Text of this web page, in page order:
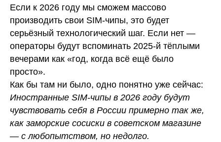
Если к 2026 году мы сможем массово
производить свои SIM-чипы, это будет
серьёзный технологический шаг. Если нет —
операторы будут вспоминать 2025-й тёплыми
вечерами как «год, когда всё ещё было
просто».
Как бы там ни было, одно понятно уже сейчас:
Иностранные SIM-чипы в 2026 году будут
чувствовать себя в России примерно так же,
как заморские сосиски в советском магазине
— с любопытством, но недолго.